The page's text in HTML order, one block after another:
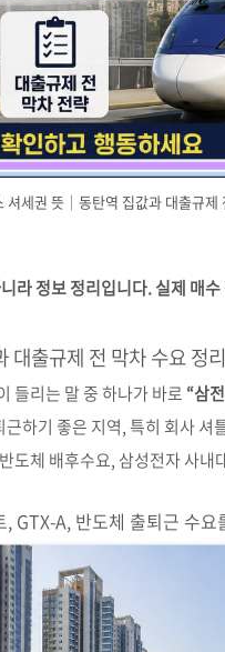
셔세권 뜻｜동탄역 집값과 대출규제
라 정보 정리입니다. 실제 매
대출규제 전 막차 수요 정리
들리는 말 중 하나가 바로 “삼
하기 좋은 지역, 특히 회사
도체 배후수요, 삼성전자 사
GTX-A, 반도체 출퇴근 수요